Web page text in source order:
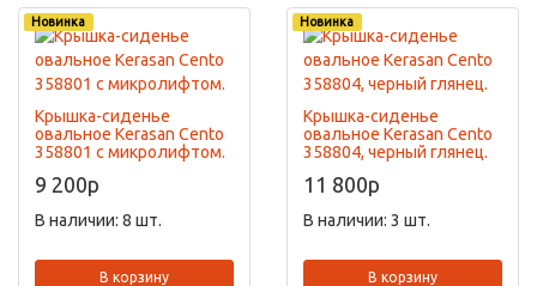
Новинка
Крышка-сиденье
овальное Kerasan Cento
358801 с микролифтом.
9 200p
В наличии: 8 шт.
В корзину
Новинка
Крышка-сиденье
овальное Kerasan Cento
358804, черный глянец.
11 800p
В наличии: 3 шт.
В корзину